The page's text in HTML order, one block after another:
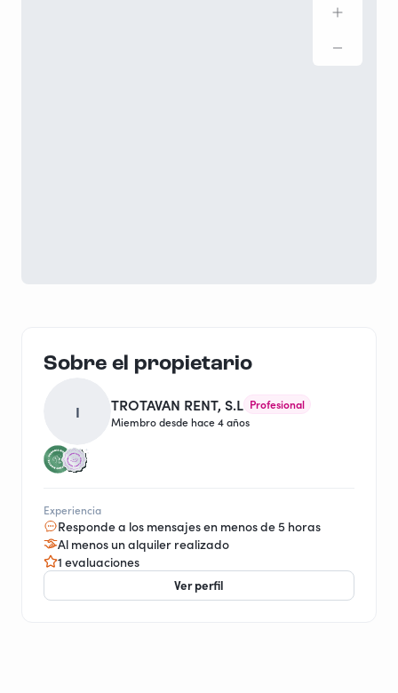
Sobre el propietario
I TROTAVAN RENT, S.L Profesional
Miembro desde hace 4 años
Experiencia
Responde a los mensajes en menos de 5 horas
Al menos un alquiler realizado
1 evaluaciones
Ver perfil